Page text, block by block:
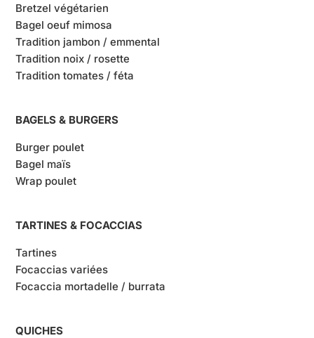
Bretzel végétarien
Bagel oeuf mimosa
Tradition jambon / emmental
Tradition noix / rosette
Tradition tomates / féta
BAGELS & BURGERS
Burger poulet
Bagel maïs
Wrap poulet
TARTINES & FOCACCIAS
Tartines
Focaccias variées
Focaccia mortadelle / burrata
QUICHES